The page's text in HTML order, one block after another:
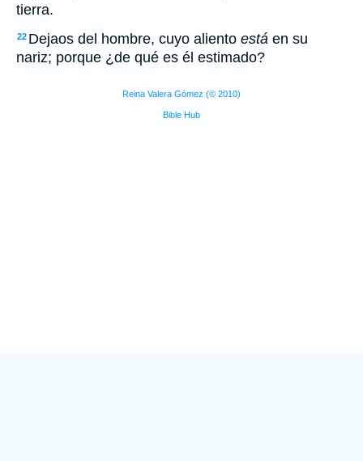
tierra.
22 Dejaos del hombre, cuyo aliento está en su
nariz; porque ¿de qué es él estimado?
Reina Valera Gómez (© 2010)
Bible Hub